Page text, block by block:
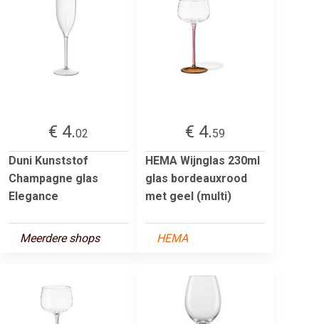
€ 4.02
Duni Kunststof
Champagne glas
Elegance
Meerdere shops
€ 4.59
HEMA Wijnglas 230ml
glas bordeauxrood
met geel (multi)
HEMA